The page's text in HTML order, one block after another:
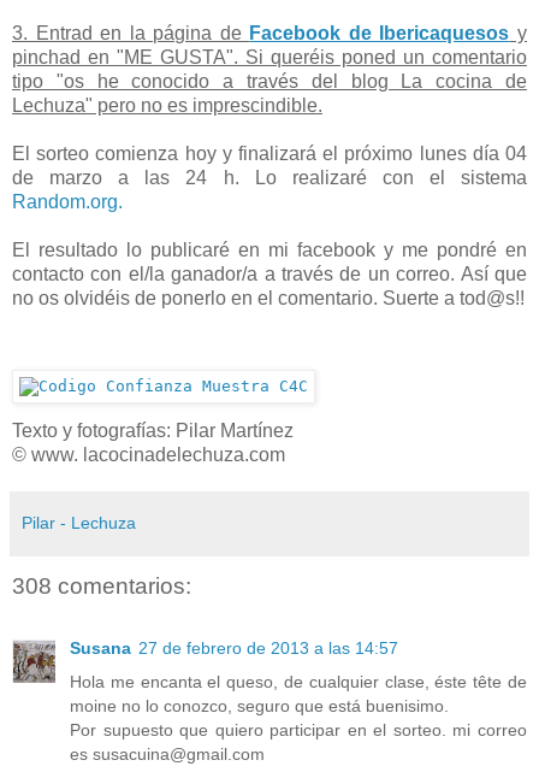
3. Entrad en la página de Facebook de Ibericaquesos y
pinchad en "ME GUSTA". Si queréis poned un comentario
tipo "os he conocido a través del blog La cocina de
Lechuza" pero no es imprescindible.
El sorteo comienza hoy y finalizará el próximo lunes día 04
de marzo a las 24 h. Lo realizaré con el sistema
Random.org.
El resultado lo publicaré en mi facebook y me pondré en
contacto con el/la ganador/a a través de un correo. Así que
no os olvidéis de ponerlo en el comentario. Suerte a tod@s!!
Texto y fotografías: Pilar Martínez
© www. lacocinadelechuza.com
Pilar - Lechuza
308 comentarios:
Susana 27 de febrero de 2013 a las 14:57
Hola me encanta el queso, de cualquier clase, éste tête de
moine no lo conozco, seguro que está buenisimo.
Por supuesto que quiero participar en el sorteo. mi correo
es susacuina@gmail.com